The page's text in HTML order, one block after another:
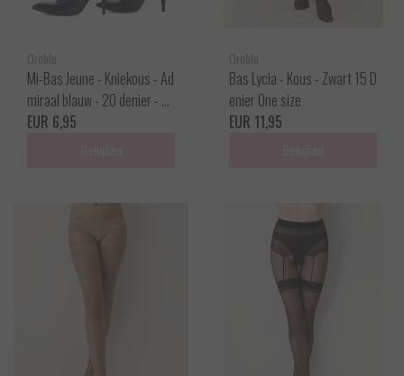
Oroblu
Mi-Bas Jeune - Kniekous - Ad
miraal blauw - 20 denier - On
e size
EUR 6,95
Oroblu
Bas Lycia - Kous - Zwart 15 D
enier One size
EUR 11,95